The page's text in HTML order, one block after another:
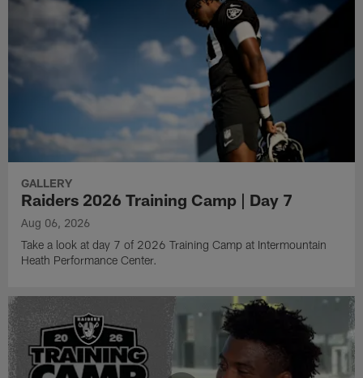
GALLERY
Raiders 2026 Training Camp | Day 7
Aug 06, 2026
Take a look at day 7 of 2026 Training Camp at Intermountain
Heath Performance Center.